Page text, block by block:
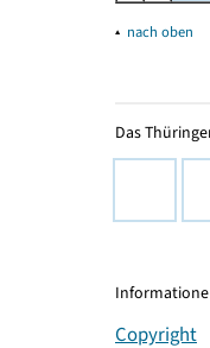
▴ nach oben
Das
Copyright